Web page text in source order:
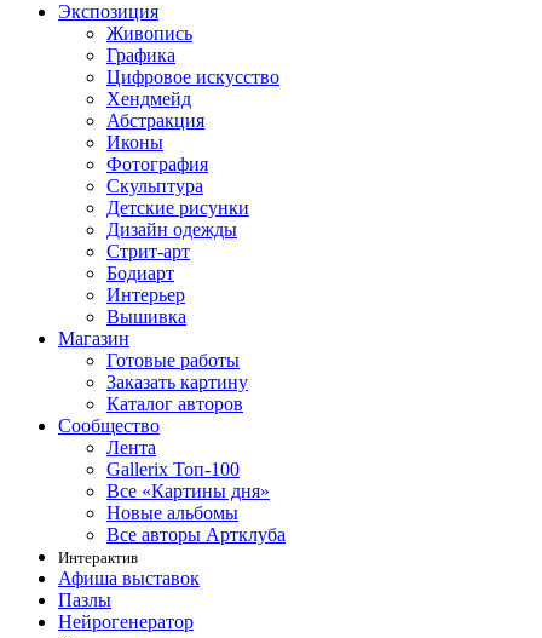
Экспозиция
Живопись
Графика
Цифровое искусство
Хендмейд
Абстракция
Иконы
Фотография
Скульптура
Детские рисунки
Дизайн одежды
Стрит-арт
Бодиарт
Интерьер
Вышивка
Магазин
Готовые работы
Заказать картину
Каталог авторов
Сообщество
Лента
Gallerix Топ-100
Все «Картины дня»
Новые альбомы
Все авторы Артклуба
Интерактив
Афиша выставок
Пазлы
Нейрогенератор